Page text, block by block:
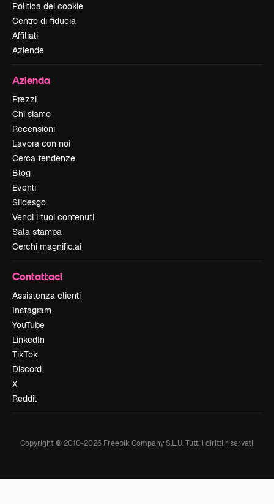
Politica dei cookie
Centro di fiducia
Affiliati
Aziende
Azienda
Prezzi
Chi siamo
Recensioni
Lavora con noi
Cerca tendenze
Blog
Eventi
Slidesgo
Vendi i tuoi contenuti
Sala stampa
Cerchi magnific.ai
Contattaci
Assistenza clienti
Instagram
YouTube
LinkedIn
TikTok
Discord
X
Reddit
Copyright © 2010-2026Freepik Company S.L.U. Tutti i diritti riservati.